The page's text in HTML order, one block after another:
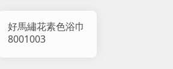
好馬繡花素色浴巾
8001003